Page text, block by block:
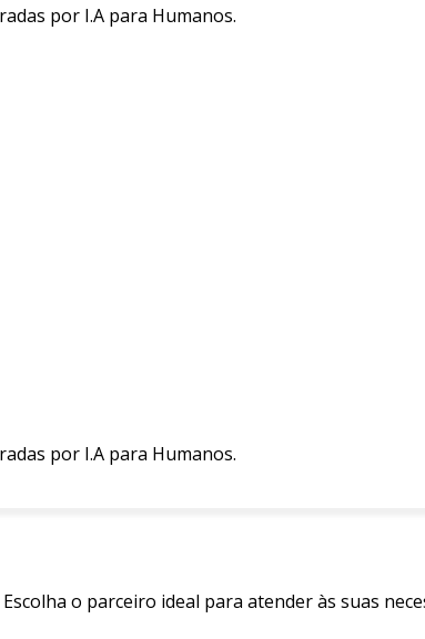
por I.A para Humanos.
por I.A para Humanos.
Escolha o parceiro ideal para atender às suas